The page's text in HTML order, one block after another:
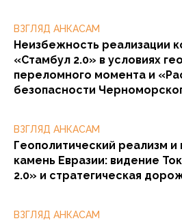
ВЗГЛЯД АНКАСАМ
Неизбежность реализации
«Стамбул 2.0» в условиях
переломного момента и
безопасности
ВЗГЛЯД АНКАСАМ
Геополитический реализм и
камень Евразии: видение
2.0» и стратегическая
ВЗГЛЯД АНКАСАМ